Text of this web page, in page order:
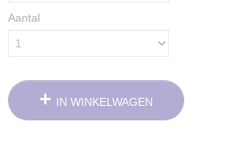
Aantal
IN WINKELWAGEN